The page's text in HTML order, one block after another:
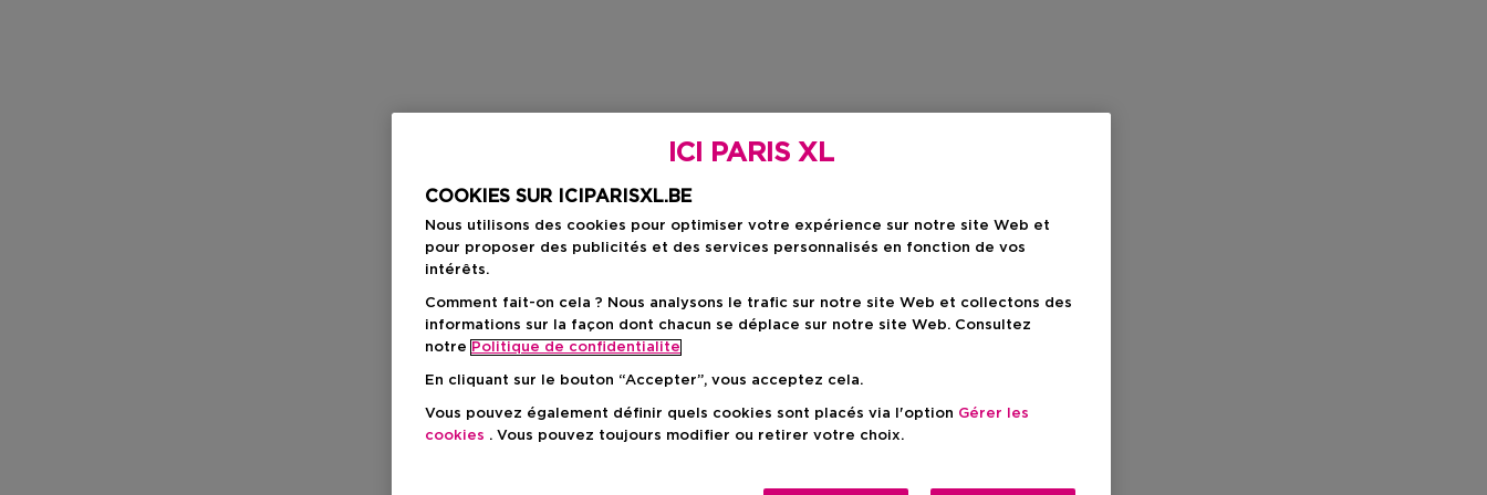
ICI PARIS XL
COOKIES SUR ICIPARISXL.BE
Nous utilisons des cookies pour optimiser votre expérience sur notre site Web et
pour proposer des publicités et des services personnalisés en fonction de vos
intérêts.
Comment fait-on cela ? Nous analysons le trafic sur notre site Web et collectons des
informations sur la façon dont chacun se déplace sur notre site Web. Consultez
notre Politique de confidentialite
En cliquant sur le bouton “Accepter”, vous acceptez cela.
Vous pouvez également définir quels cookies sont placés via l'option Gérer les
cookies . Vous pouvez toujours modifier ou retirer votre choix.